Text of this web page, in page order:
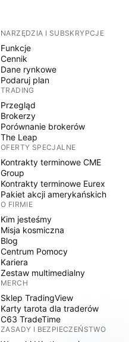
NARZĘDZIA I SUBSKRYPCJE
Funkcje
Cennik
Dane rynkowe
Podaruj plan
TRADING
Przegląd
Brokerzy
Porównanie brokerów
The Leap
OFERTY SPECJALNE
Kontrakty terminowe CME
Group
Kontrakty terminowe Eurex
Pakiet akcji amerykańskich
O FIRMIE
Kim jesteśmy
Misja kosmiczna
Blog
Centrum Pomocy
Kariera
Zestaw multimedialny
MERCH
Sklep TradingView
Karty tarota dla traderów
C63 TradeTime
ZASADY I BEZPIECZEŃSTWO